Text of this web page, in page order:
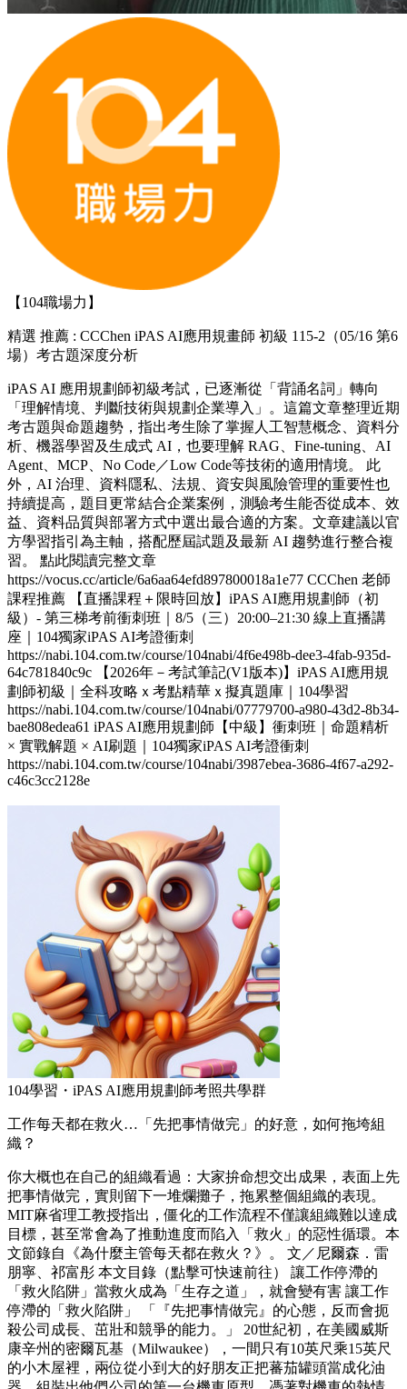
【104職場力】
精選 推薦 : CCChen iPAS AI應用規畫師 初級 115-2（05/16 第6
場）考古題深度分析
iPAS AI 應用規劃師初級考試，已逐漸從「背誦名詞」轉向
「理解情境、判斷技術與規劃企業導入」。這篇文章整理近期
考古題與命題趨勢，指出考生除了掌握人工智慧概念、資料分
析、機器學習及生成式 AI，也要理解 RAG、Fine-tuning、AI
Agent、MCP、No Code／Low Code等技術的適用情境。 此
外，AI 治理、資料隱私、法規、資安與風險管理的重要性也
持續提高，題目更常結合企業案例，測驗考生能否從成本、效
益、資料品質與部署方式中選出最合適的方案。文章建議以官
方學習指引為主軸，搭配歷屆試題及最新 AI 趨勢進行整合複
習。 點此閱讀完整文章
https://vocus.cc/article/6a6aa64efd897800018a1e77 CCChen 老師
課程推薦 【直播課程＋限時回放】iPAS AI應用規劃師（初
級）- 第三梯考前衝刺班｜8/5（三）20:00–21:30 線上直播講
座｜104獨家iPAS AI考證衝刺
https://nabi.104.com.tw/course/104nabi/4f6e498b-dee3-4fab-935d-
64c781840c9c 【2026年－考試筆記(V1版本)】iPAS AI應用規
劃師初級｜全科攻略ｘ考點精華ｘ擬真題庫｜104學習
https://nabi.104.com.tw/course/104nabi/07779700-a980-43d2-8b34-
bae808edea61 iPAS AI應用規劃師【中級】衝刺班｜命題精析
× 實戰解題 × AI刷題​｜104獨家iPAS AI考證衝刺
https://nabi.104.com.tw/course/104nabi/3987ebea-3686-4f67-a292-
c46c3cc2128e
104學習・iPAS AI應用規劃師考照共學群
工作每天都在救火…「先把事情做完」的好意，如何拖垮組
織？
你大概也在自己的組織看過：大家拚命想交出成果，表面上先
把事情做完，實則留下一堆爛攤子，拖累整個組織的表現。
MIT麻省理工教授指出，僵化的工作流程不僅讓組織難以達成
目標，甚至常會為了推動進度而陷入「救火」的惡性循環。本
文節錄自《為什麼主管每天都在救火？》。 文／尼爾森．雷
朋寧、祁富彤 本文目錄（點擊可快速前往） 讓工作停滯的
「救火陷阱」當救火成為「生存之道」，就會變有害 讓工作
停滯的「救火陷阱」 「『先把事情做完』的心態，反而會扼
殺公司成長、茁壯和競爭的能力。」 20世紀初，在美國威斯
康辛州的密爾瓦基（Milwaukee），一間只有10英尺乘15英尺
的小木屋裡，兩位從小到大的好朋友正把蕃茄罐頭當成化油